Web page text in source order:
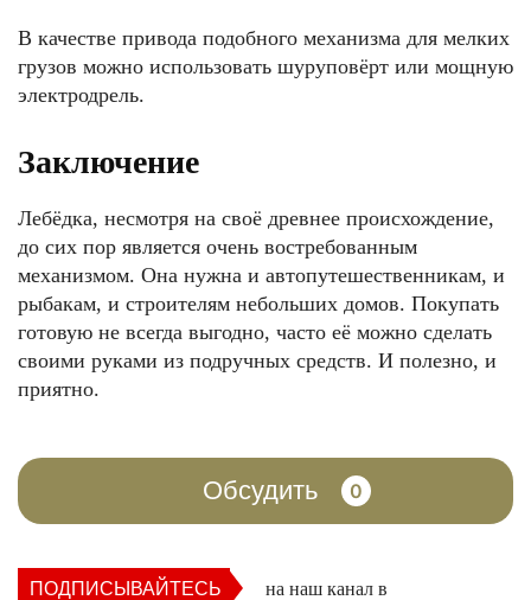
В качестве привода подобного механизма для мелких
грузов можно использовать шуруповёрт или мощную
электродрель.
Заключение
Лебёдка, несмотря на своё древнее происхождение,
до сих пор является очень востребованным
механизмом. Она нужна и автопутешественникам, и
рыбакам, и строителям небольших домов. Покупать
готовую не всегда выгодно, часто её можно сделать
своими руками из подручных средств. И полезно, и
приятно.
Обсудить 0
ПОДПИСЫВАЙТЕСЬ на наш канал в